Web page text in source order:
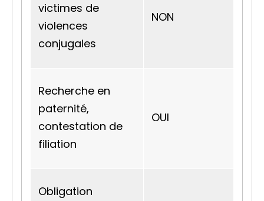
victimes de
violences
conjugales
NON
Recherche en
paternité,
contestation de
filiation
OUI
Obligation